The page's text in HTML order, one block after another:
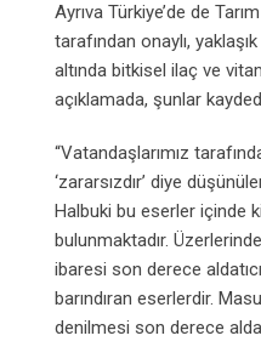
Ayrıva Türkiye’de de
tarafından onaylı,
altında bitkisel ilaç ve
açıklamada, şunlar
“Vatandaşlarımız
‘zararsızdır’ diye
Halbuki bu eserler içinde
bulunmaktadır.
ibaresi son derece
barındıran eserlerdir.
denilmesi son derece